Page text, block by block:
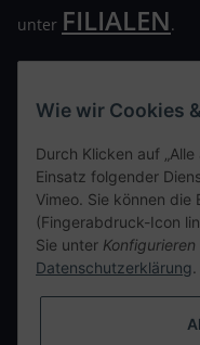
unter FILIALEN.
Wir freuen uns auf
Kontaktdaten
tweet
teilen
Wie wir Cookies
Durch Klicken auf
Einsatz folgender
Vimeo. Sie können die
(Fingerabdruck-Icon
Sie unter Konfigurieren
Datenschutzerklärung.